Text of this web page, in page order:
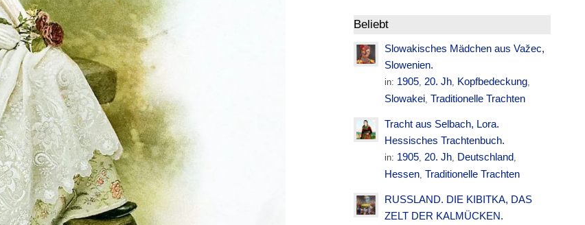
Beliebt
Slowakisches Mädchen aus Važec,
Slowenien.
in: 1905,20. Jh, Kopfbedeckung,
Slowakei, Traditionelle Trachten
Tracht aus Selbach, Lora.
Hessisches Trachtenbuch.
in: 1905,20. Jh, Deutschland,
Hessen, Traditionelle Trachten
RUSSLAND. DIE KIBITKA, DAS
ZELT DER KALMÜCKEN.